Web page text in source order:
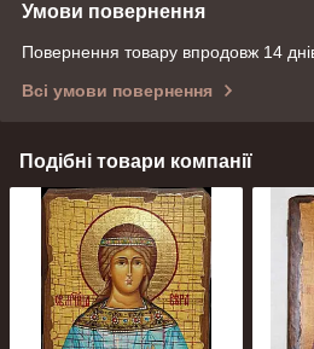
Умови повернення
Повернення товару впродовж 14
Всі умови повернення
Подібні товари компанії